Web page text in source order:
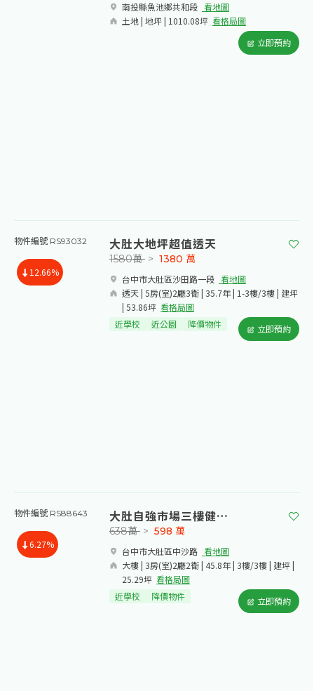
南投縣魚池鄉共和段​ 看地圖
土地 | 地坪 | 1010.08坪 看格局圖
立即預約
物件編號 RS93032
12.66%
大肚大地坪超值透天
台中市大肚區沙田路一段​ 看地圖
透天 | 5房(室)2廳3衛 | 35.7年 | 1-3樓/3樓 | 建坪
| 53.86坪 看格局圖
1580萬 > 1380 萬
近學校 近公園 降價物件 立即預約
物件編號 RS88643
6.27%
大肚自強市場三樓健身公寓
台中市大肚區中沙路​ 看地圖
大樓 | 3房(室)2廳2衛 | 45.8年 | 3樓/3樓 | 建坪 |
25.29坪 看格局圖
638萬 > 598 萬
近學校 降價物件 立即預約